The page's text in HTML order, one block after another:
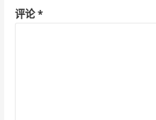
评论*